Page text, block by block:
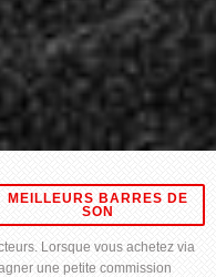
MEILLEURS BARRES DE
SON
Lorsque vous achetez via
une petite commission